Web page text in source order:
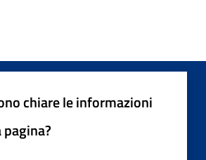
chiare le informazioni